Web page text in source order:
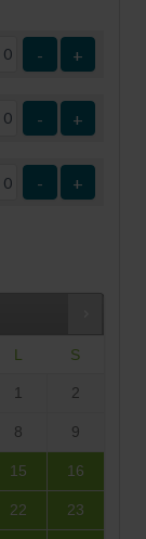
- +
- +
- +
L S
1 2
8 9
15 16
22 23